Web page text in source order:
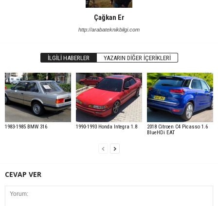
Çağkan Er
http://arabateknikbilgi.com
İLGILI HABERLER YAZARIN DIĞER İÇERIKLERI
1983-1985 BMW 316 1990-1993 Honda Integra 1.8
2018 Citroen C4 Picasso 1.6
BlueHDi EAT
CEVAP VER